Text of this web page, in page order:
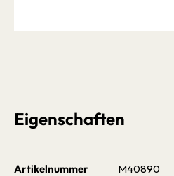
Eigenschaften
Artikelnummer M40890